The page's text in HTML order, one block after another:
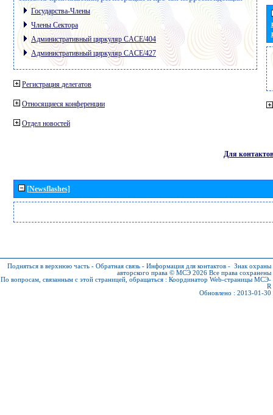
Государства-Члены
Члены Сектора
Административный циркуляр CACE/404
Административный циркуляр CACE/427
Регистрация делегатов
Относящиеся конференции
Отдел новостей
Для контактов
[Newsflashes]
Подняться в верхнюю часть - Обратная связь - Информация для контактов - Знак охраны
авторского права © МСЭ 2026 Все права сохранены
По вопросам, связанным с этой страницей, обращаться : Координатор Web-страницы МСЭ-
R
Обновлено : 2013-01-30